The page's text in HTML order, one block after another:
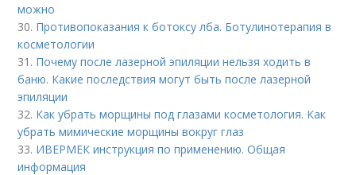
можно
30. Противопоказания к ботоксу лба. Ботулинотерапия в
косметологии
31. Почему после лазерной эпиляции нельзя ходить в
баню. Какие последствия могут быть после лазерной
эпиляции
32. Как убрать морщины под глазами косметология. Как
убрать мимические морщины вокруг глаз
33. ИВЕРМЕК инструкция по применению. Общая
информация